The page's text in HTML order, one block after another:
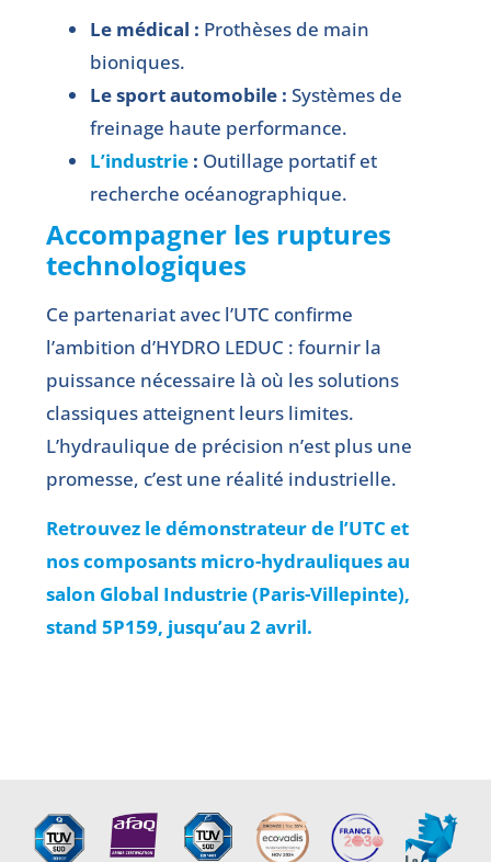
Le médical : Prothèses de main
bioniques.
Le sport automobile : Systèmes de
freinage haute performance.
L’industrie : Outillage portatif et
recherche océanographique.
Accompagner les ruptures
technologiques
Ce partenariat avec l’UTC confirme
l’ambition d’HYDRO LEDUC : fournir la
puissance nécessaire là où les solutions
classiques atteignent leurs limites.
L’hydraulique de précision n’est plus une
promesse, c’est une réalité industrielle.
Retrouvez le démonstrateur de l’UTC et
nos composants micro-hydrauliques au
salon Global Industrie (Paris-Villepinte),
stand 5P159, jusqu’au 2 avril.